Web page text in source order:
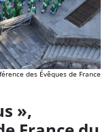
des Évêques de France
»,